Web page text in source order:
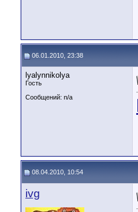
06.01.2010, 23:38
lyalynnikolya
Гость
Сообщений: n/a
08.04.2010, 10:54
ivg